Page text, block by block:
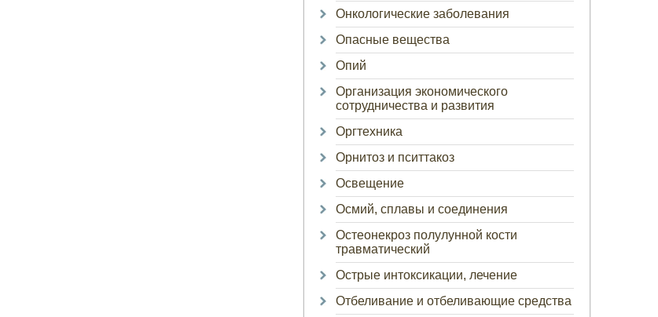
Онкологические заболевания
Опасные вещества
Опий
Организация экономического
сотрудничества и развития
Оргтехника
Орнитоз и пситтакоз
Освещение
Осмий, сплавы и соединения
Остеонекроз полулунной кости
травматический
Острые интоксикации, лечение
Отбеливание и отбеливающие средства